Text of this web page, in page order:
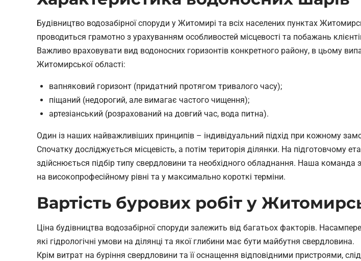
Будівництво водозабірної споруди у Житомирі та всіх населених пунктах
проводиться грамотно з урахуванням особливостей місцевості та побажань
Важливо враховувати вид водоносних горизонтів конкретного району, в цьому
Житомирської області:
вапняковий горизонт (придатний протягом тривалого часу);
піщаний (недорогий, але вимагає частого чищення);
артезіанський (розрахований на довгий час, вода питна).
Один із наших найважливіших принципів – індивідуальний підхід при кожному
Спочатку досліджується місцевість, а потім територія ділянки. На підготовчому
здійснюється підбір типу свердловини та необхідного обладнання. Наша команда
на високопрофесійному рівні та у максимально короткі терміни.
Вартість бурових робіт у
Ціна будівництва водозабірної споруди залежить від багатьох факторів.
які гідрологічні умови на ділянці та якої глибини має бути майбутня свердловина.
Крім витрат на буріння свердловини та її оснащення відповідними пристроями,